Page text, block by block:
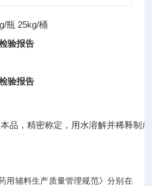
瓶 25kg/桶
验报告
验报告
本品，精密称定，用水溶解并稀释
用辅料生产质量管理规范》分别在